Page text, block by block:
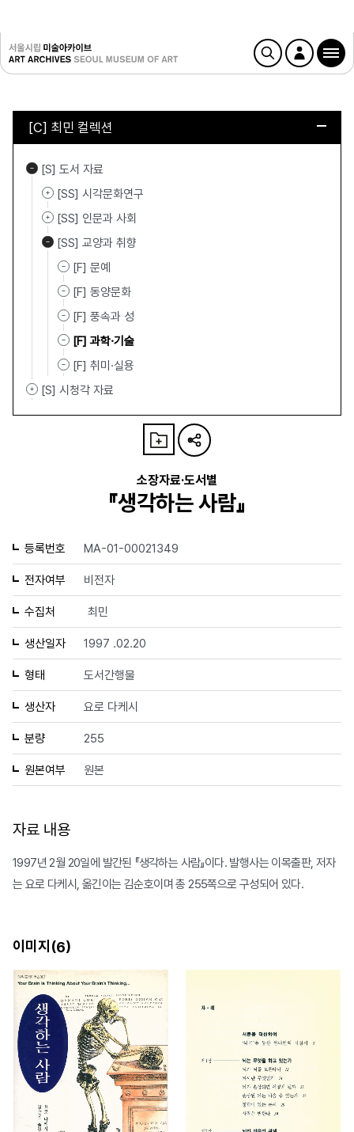
[C] 최민 컬렉션
[S] 도서 자료
[SS] 시각문화연구
[SS] 인문과 사회
[SS] 교양과 취향
[F] 문예
[F] 동양문화
[F] 풍속과 성
[F] 과학·기술
[F] 취미·실용
[S] 시청각 자료
소장자료·도서별
『생각하는 사람』
등록번호 MA-01-00021349
전자여부 비전자
수집처 최민
생산일자 1997 .02.20
형태 도서간행물
생산자 요로 다케시
분량 255
원본여부 원본
자료 내용
1997년 2월 20일에 발간된 『생각하는 사람』이다. 발행사는 이목출판, 저자
는 요로 다케시, 옮긴이는 김순호이며 총 255쪽으로 구성되어 있다.
이미지(6)